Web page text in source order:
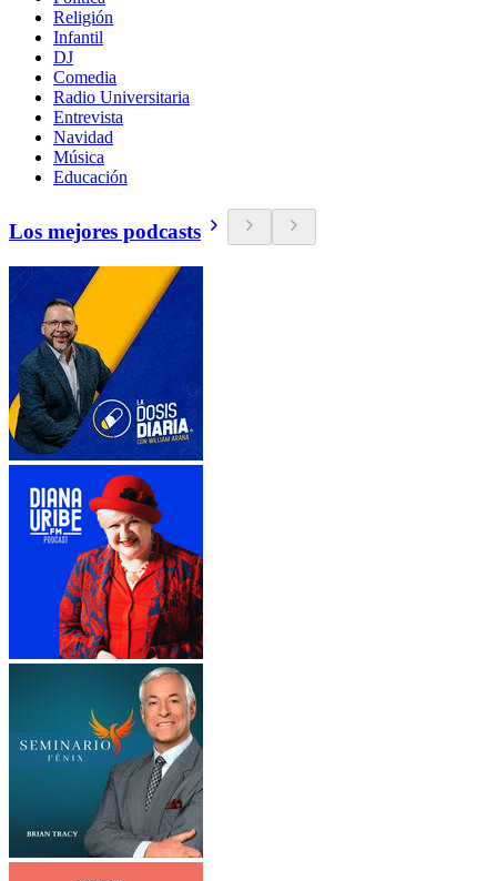
Religión
Infantil
DJ
Comedia
Radio Universitaria
Entrevista
Navidad
Música
Educación
Los mejores podcasts